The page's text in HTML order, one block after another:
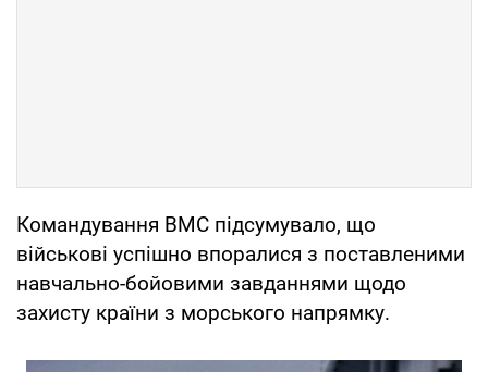
Командування ВМС підсумувало, що
військові успішно впоралися з поставленими
навчально-бойовими завданнями щодо
захисту країни з морського напрямку.